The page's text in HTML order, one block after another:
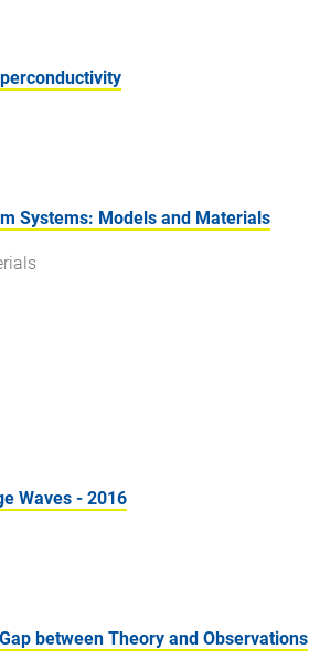
Systems: Models and Materials
Waves - 2016
between Theory and Observations